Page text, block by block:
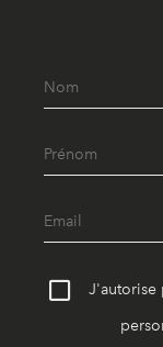
J'autorise